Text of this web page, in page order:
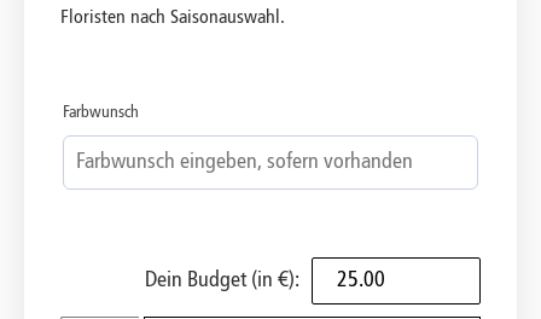
Floristen nach Saisonauswahl.
Farbwunsch
Dein Budget (in €):